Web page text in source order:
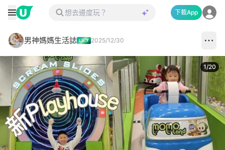
下載App
男神媽媽生活誌 2025/12/30
1/20